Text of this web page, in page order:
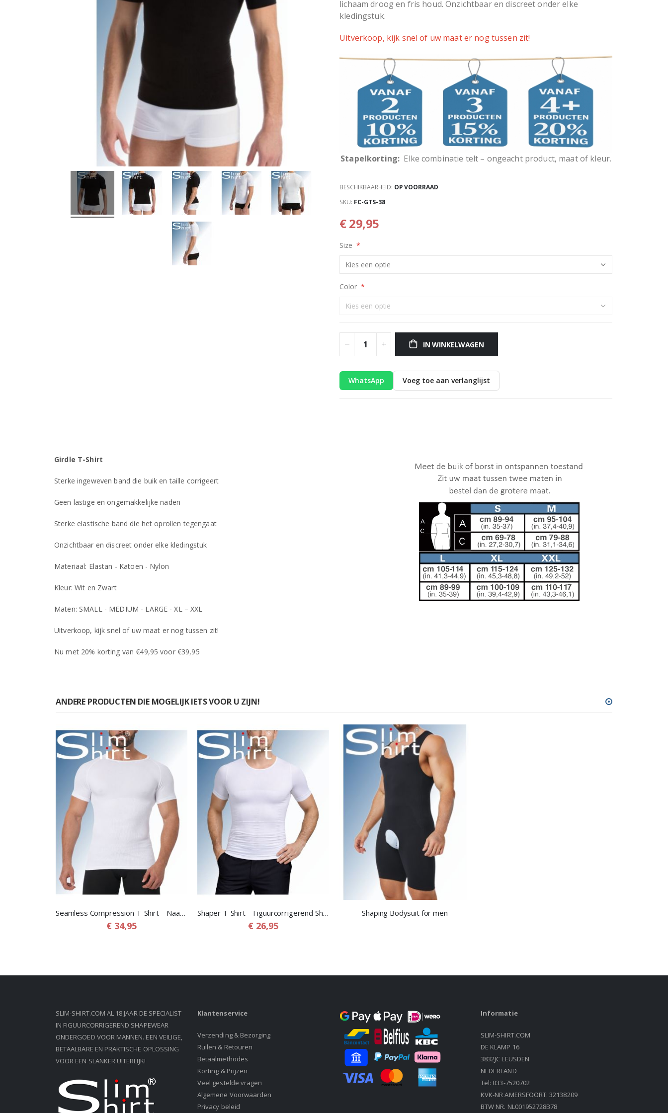
€ 29,95
lichaam droog en fris houd. Onzichtbaar en discreet onder elke
kledingstuk.
Uitverkoop, kijk snel of uw maat er nog tussen zit!
Stapelkorting: Elke combinatie telt – ongeacht product, maat of kleur.
BESCHIKBAARHEID: OP VOORRAAD
SKU FC-GTS-38
Size
Color
IN WINKELWAGEN
WhatsApp Voeg toe aan verlanglijst
Girdle T-Shirt
Sterke ingeweven band die buik en taille corrigeert
Geen lastige en ongemakkelijke naden
Sterke elastische band die het oprollen tegengaat
Onzichtbaar en discreet onder elke kledingstuk
Materiaal: Elastan - Katoen - Nylon
Kleur: Wit en Zwart
Maten: SMALL - MEDIUM - LARGE - XL – XXL
Uitverkoop, kijk snel of uw maat er nog tussen zit!
Nu met 20% korting van €49,95 voor €39,95
ANDERE PRODUCTEN DIE MOGELIJK IETS VOOR U ZIJN!
Seamless Compression T-Shirt – Naadloos Corrigerend Shapewear T-Shirt voor Mannen
€ 34,95
Shaper T-Shirt – Figuurcorrigerend Shapewear T-Shirt voor Mannen
€ 26,95
Shaping Bodysuit for men
SLIM-SHIRT.COM AL 18 JAAR DE SPECIALIST
IN FIGUURCORRIGEREND SHAPEWEAR
ONDERGOED VOOR MANNEN. EEN VEILIGE,
BETAALBARE EN PRAKTISCHE OPLOSSING
VOOR EEN SLANKER UITERLIJK!
Klantenservice
Verzending & Bezorging
Ruilen & Retouren
Betaalmethodes
Korting & Prijzen
Veel gestelde vragen
Algemene Voorwaarden
Privacy beleid
Informatie
SLIM-SHIRT.COM
DE KLAMP 16
3832JC LEUSDEN
NEDERLAND
Tel: 033-7520702
KVK-NR AMERSFOORT: 32138209
BTW NR. NL001952728B78